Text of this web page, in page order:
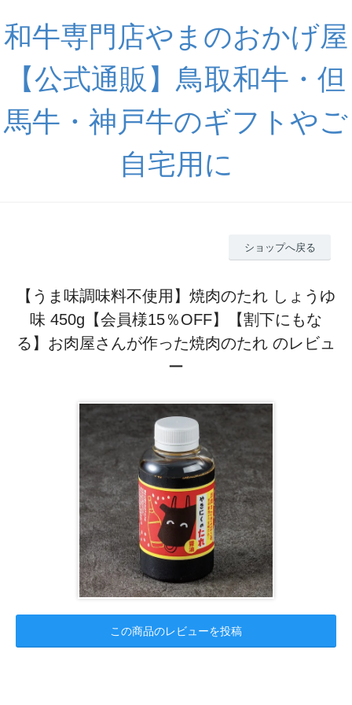
和牛専門店やまのおかげ屋
【公式通販】鳥取和牛・但
馬牛・神戸牛のギフトやご
自宅用に
ショップへ戻る
【うま味調味料不使用】焼肉のたれ しょうゆ
味 450g【会員様15％OFF】【割下にもな
る】お肉屋さんが作った焼肉のたれ のレビュ
ー
この商品のレビューを投稿